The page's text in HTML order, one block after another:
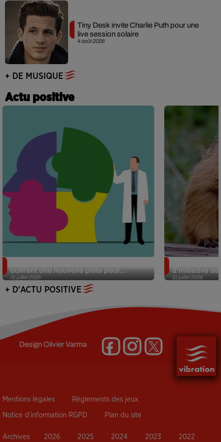
4 août 2026
Tiny Desk invite Charlie Puth pour une
live session solaire
+ DE MUSIQUE
Actu positive
31 juillet 2026
ouvrent une nouvelle piste pour...
31 juillet 2026
d’initiative
+ D'ACTU POSITIVE
DesignOlivier Varma
Mentions légales Règlements des jeux
Notice d’information RGPD Plan du site
Archives 2026 2025 2024 2023 2022